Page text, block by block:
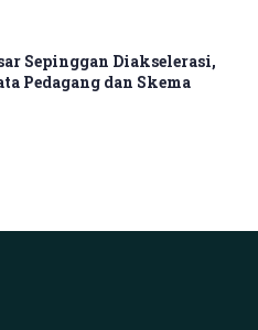
Sepinggan Diakselerasi,
Pedagang dan Skema